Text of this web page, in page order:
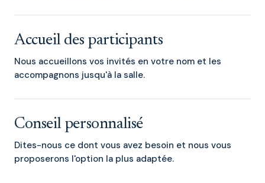
Accueil des participants
Nous accueillons vos invités en votre nom et les
accompagnons jusqu'à la salle.
Conseil personnalisé
Dites-nous ce dont vous avez besoin et nous vous
proposerons l'option la plus adaptée.